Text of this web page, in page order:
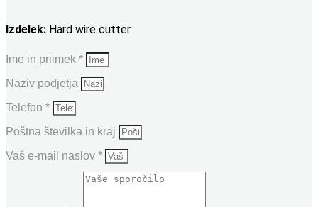
Izdelek: Hard wire cutter
Ime in priimek *
Naziv podjetja
Telefon *
Poštna številka in kraj
Vaš e-mail naslov *